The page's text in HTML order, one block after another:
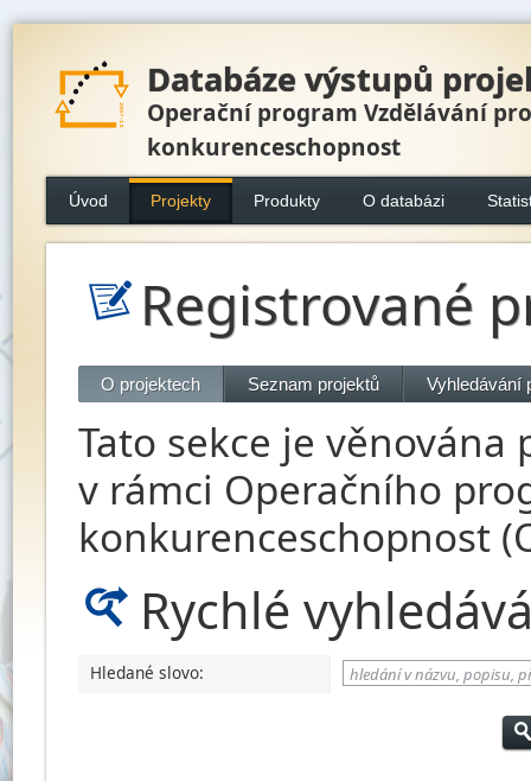
Databáze výstupů
Operační program Vzdělávání pro
konkurenceschopnost
Úvod Projekty Produkty O databázi
Registrované
O projektech Seznam projektů Vyhledávání
Tato sekce je
v rámci Operačního
konkurenceschopnost
Rychlé
Hledané slovo: